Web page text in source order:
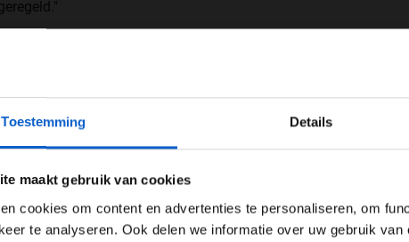
Toestemming Details
maakt gebruik van cookies
cookies om content en advertenties te personaliseren, om
te analyseren. Ook delen we informatie over uw gebruik
Advertentie instellingen
Toon alle alcoholische